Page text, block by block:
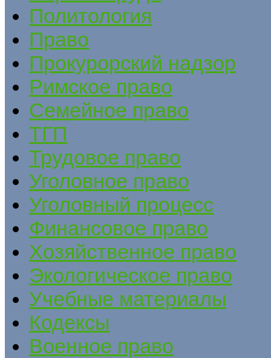
Политология
Право
Прокурорский надзор
Римское право
Семейное право
ТГП
Трудовое право
Уголовное право
Уголовный процесс
Финансовое право
Хозяйственное право
Экологическое право
Учебные материалы
Кодексы
Военное право